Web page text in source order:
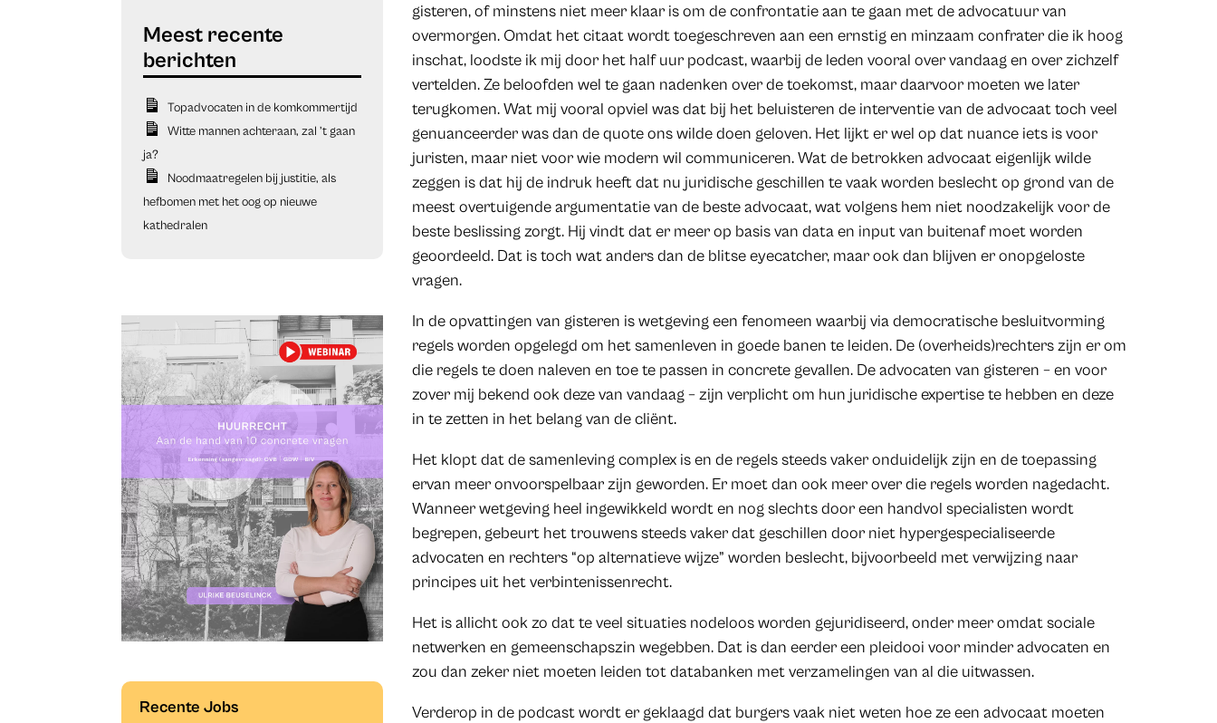
Topadvocaten in de komkommertijd
Witte mannen achteraan, zal ’t gaan
ja?
Noodmaatregelen bij justitie, als
hefbomen met het oog op nieuwe
kathedralen
Recente Jobs
gisteren, of minstens niet meer klaar is om de confrontatie aan te gaan met de advocatuur van
overmorgen. Omdat het citaat wordt toegeschreven aan een ernstig en minzaam confrater die ik hoog
inschat, loodste ik mij door het half uur podcast, waarbij de leden vooral over vandaag en over zichzelf
vertelden. Ze beloofden wel te gaan nadenken over de toekomst, maar daarvoor moeten we later
terugkomen. Wat mij vooral opviel was dat bij het beluisteren de interventie van de advocaat toch veel
genuanceerder was dan de quote ons wilde doen geloven. Het lijkt er wel op dat nuance iets is voor
juristen, maar niet voor wie modern wil communiceren. Wat de betrokken advocaat eigenlijk wilde
zeggen is dat hij de indruk heeft dat nu juridische geschillen te vaak worden beslecht op grond van de
meest overtuigende argumentatie van de beste advocaat, wat volgens hem niet noodzakelijk voor de
beste beslissing zorgt. Hij vindt dat er meer op basis van data en input van buitenaf moet worden
geoordeeld. Dat is toch wat anders dan de blitse eyecatcher, maar ook dan blijven er onopgeloste
vragen.
In de opvattingen van gisteren is wetgeving een fenomeen waarbij via democratische besluitvorming
regels worden opgelegd om het samenleven in goede banen te leiden. De (overheids)rechters zijn er om
die regels te doen naleven en toe te passen in concrete gevallen. De advocaten van gisteren – en voor
zover mij bekend ook deze van vandaag – zijn verplicht om hun juridische expertise te hebben en deze
in te zetten in het belang van de cliënt.
Het klopt dat de samenleving complex is en de regels steeds vaker onduidelijk zijn en de toepassing
ervan meer onvoorspelbaar zijn geworden. Er moet dan ook meer over die regels worden nagedacht.
Wanneer wetgeving heel ingewikkeld wordt en nog slechts door een handvol specialisten wordt
begrepen, gebeurt het trouwens steeds vaker dat geschillen door niet hypergespecialiseerde
advocaten en rechters “op alternatieve wijze” worden beslecht, bijvoorbeeld met verwijzing naar
principes uit het verbintenissenrecht.
Het is allicht ook zo dat te veel situaties nodeloos worden gejuridiseerd, onder meer omdat sociale
netwerken en gemeenschapszin wegebben. Dat is dan eerder een pleidooi voor minder advocaten en
zou dan zeker niet moeten leiden tot databanken met verzamelingen van al die uitwassen.
Verderop in de podcast wordt er geklaagd dat burgers vaak niet weten hoe ze een advocaat moeten